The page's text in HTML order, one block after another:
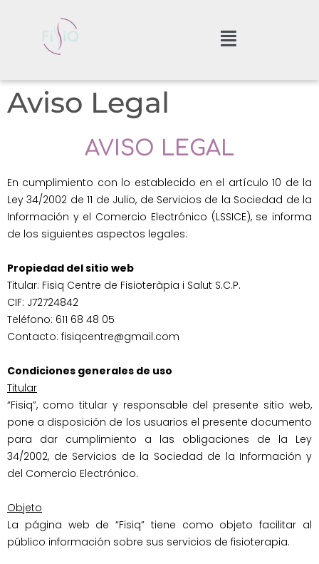
Aviso Legal
AVISO LEGAL
En cumplimiento con lo establecido en el artículo 10 de la
Ley 34/2002 de 11 de Julio, de Servicios de la Sociedad de la
Información y el Comercio Electrónico (LSSICE), se informa
de los siguientes aspectos legales:
Propiedad del sitio web
Titular: Fisiq Centre de Fisioteràpia i Salut S.C.P.
CIF: J72724842
Teléfono: 611 68 48 05
Contacto: fisiqcentre@gmail.com
Condiciones generales de uso
Titular
“Fisiq”, como titular y responsable del presente sitio web,
pone a disposición de los usuarios el presente documento
para dar cumplimiento a las obligaciones de la Ley
34/2002, de Servicios de la Sociedad de la Información y
del Comercio Electrónico.
Objeto
La página web de “Fisiq” tiene como objeto facilitar al
público información sobre sus servicios de fisioterapia.